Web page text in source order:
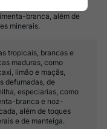
branca, além de
minerais.
tropicais, brancas e
maduras, como
limão e maçãs,
defumadas, de
especiarias, como
branca e noz-
além de toques
e de manteiga.